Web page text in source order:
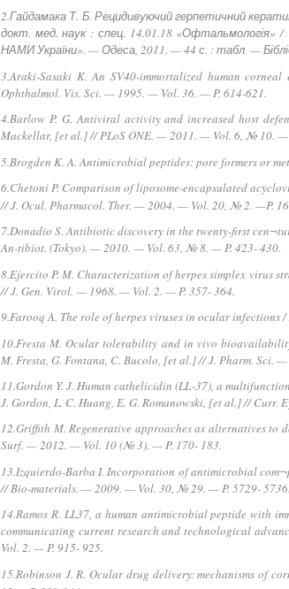
2.Гайдамака Т. Б. Рецидивуючий герпетичний
докт. мед. наук : спец. 14.01.18 «Офтальмологія» /
НАМИ України». — Одеса, 2011. — 44 с. : табл. —
3.Araki-Sasaki K. An SV40-immortalized human
Ophthalmol. Vis. Sci. — 1995. — Vol. 36. — P. 614-621.
4.Barlow P. G. Antiviral activity and increased host
Mackellar, [et al.] // PLoS ONE. — 2011. — Vol. 6, № 10. —
5.Brogden K. A. Antimicrobial peptides: pore formers or
6.Chetoni P. Comparison of liposome-encapsulated
// J. Ocul. Pharmacol. Ther. — 2004. — Vol. 20, № 2. —P.
7.Donadio S. Antibiotic discovery in the twenty-first
An-tibiot. (Tokyo). — 2010. — Vol. 63, № 8. — P. 423- 430.
8.Ejercito P. M. Characterization of herpes simplex virus
// J. Gen. Virol. — 1968. — Vol. 2. — P. 357- 364.
9.Farooq A. The role of herpes viruses in ocular
10.Fresta M. Ocular tolerability and in vivo
M. Fresta, G. Fontana, C. Bucolo, [et al.] // J. Pharm.
11.Gordon Y. J. Human cathelicidin (LL-37), a
J. Gordon, L. C. Huang, E. G. Romanowski, [et al.] //
12.Griffith M. Regenerative approaches as alternatives
Surf. — 2012. — Vol. 10 (№ 3). — P. 170- 183.
13.Izquierdo-Barba I. Incorporation of antimicrobial
// Bio-materials. — 2009. — Vol. 30, № 29. — P. 5729- 5736.
14.Ramos R. LL37, a human antimicrobial peptide with
communicating current research and technological
Vol. 2. — P. 915- 925.
15.Robinson J. R. Ocular drug delivery: mechanisms of